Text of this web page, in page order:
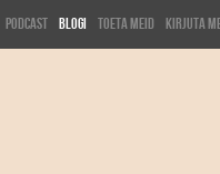
Podcast Blogi Toeta meid Kirjuta